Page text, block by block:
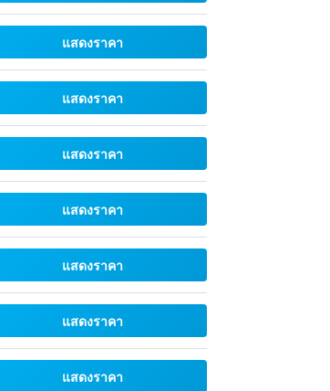
แสดงราคา
แสดงราคา
แสดงราคา
แสดงราคา
แสดงราคา
แสดงราคา
แสดงราคา